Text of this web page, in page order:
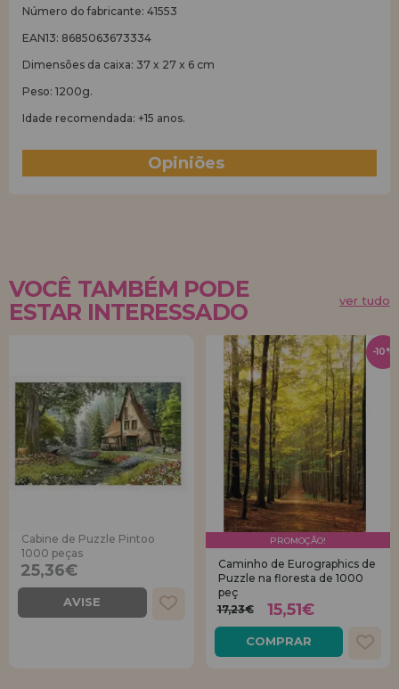
Número do fabricante: 41553
EAN13: 8685063673334
Dimensões da caixa: 37 x 27 x 6 cm
Peso: 1200g.
Idade recomendada: +15 anos.
Opiniões
VOCÊ TAMBÉM PODE
ESTAR INTERESSADO
ver tudo
Cabine de Puzzle Pintoo
1000 peças
25,36€
AVISE
PROMOÇÃO!
Caminho de Eurographics de
Puzzle na floresta de 1000
peç
17,23€
15,51€
COMPRAR
-10%